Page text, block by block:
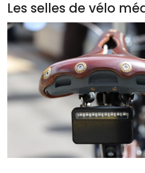
Les selles de vélo